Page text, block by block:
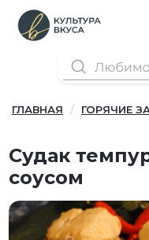
ГЛАВНАЯ ГОРЯЧИЕ
Судак
соусом